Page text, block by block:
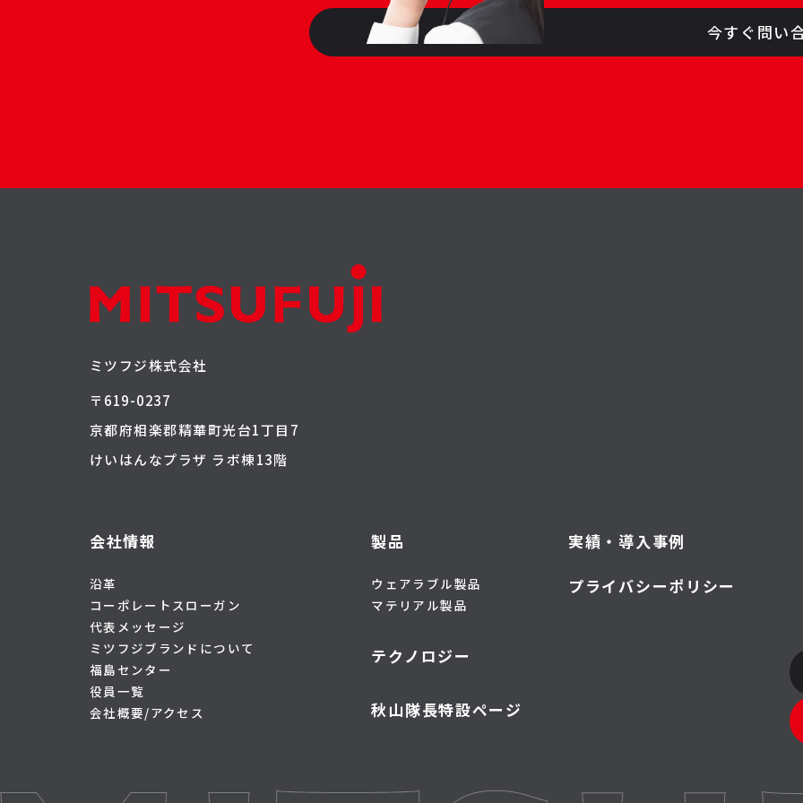
今すぐ問い
ミツフジ株式会社
〒619-0237
京都府相楽郡精華町光台1丁目7
けいはんなプラザ ラボ棟13階
会社情報
沿革
コーポレートスローガン
代表メッセージ
ミツフジブランドについて
福島センター
役員一覧
会社概要/アクセス
製品
ウェアラブル製品
マテリアル製品
テクノロジー
秋山隊長特設ページ
実績・導入事例
プライバシーポリシー